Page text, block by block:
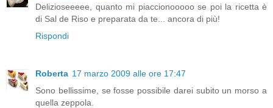
Delizioseeeee, quanto mi piaccionooooo se poi la ricetta è
di Sal de Riso e preparata da te... ancora di più!
Rispondi
Roberta 17 marzo 2009 alle ore 17:47
Sono bellissime, se fosse possibile darei subito un morso a
quella zeppola.